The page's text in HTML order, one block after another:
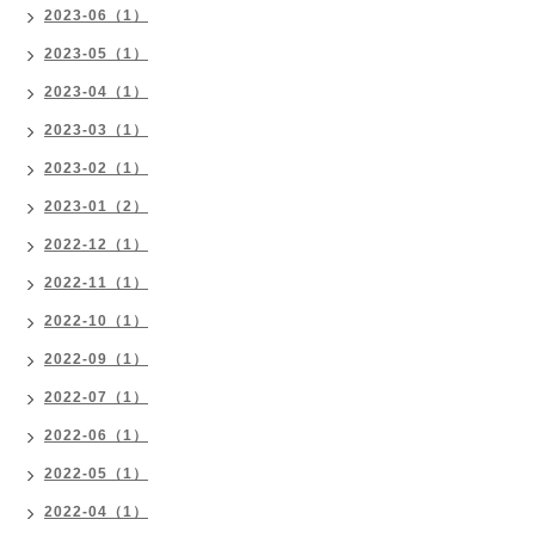
2023-06（1）
2023-05（1）
2023-04（1）
2023-03（1）
2023-02（1）
2023-01（2）
2022-12（1）
2022-11（1）
2022-10（1）
2022-09（1）
2022-07（1）
2022-06（1）
2022-05（1）
2022-04（1）